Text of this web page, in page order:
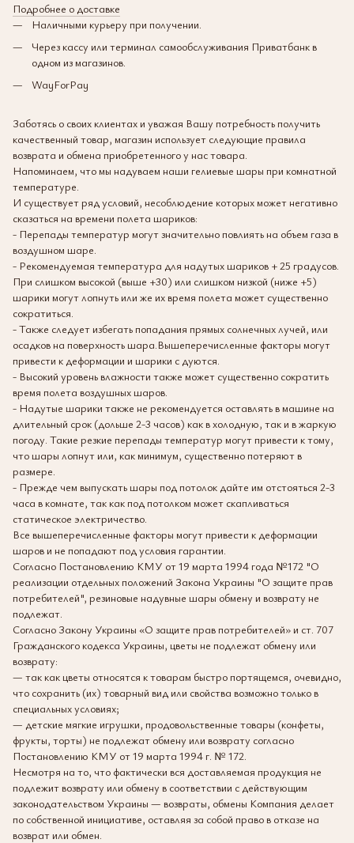
Подробнее о доставке
Наличными курьеру при получении.
Через кассу или терминал самообслуживания Приватбанк в
одном из магазинов.
WayForPay
Заботясь о своих клиентах и уважая Вашу потребность получить
качественный товар, магазин использует следующие правила
возврата и обмена приобретенного у нас товара.
Напоминаем, что мы надуваем наши гелиевые шары при комнатной
температуре.
И существует ряд условий, несоблюдение которых может негативно
сказаться на времени полета шариков:
- Перепады температур могут значительно повлиять на объем газа в
воздушном шаре.
- Рекомендуемая температура для надутых шариков + 25 градусов.
При слишком высокой (выше +30) или слишком низкой (ниже +5)
шарики могут лопнуть или же их время полета может существенно
сократиться.
- Также следует избегать попадания прямых солнечных лучей, или
осадков на поверхность шара.Вышеперечисленные факторы могут
привести к деформации и шарики с дуются.
- Высокий уровень влажности также может существенно сократить
время полета воздушных шаров.
- Надутые шарики также не рекомендуется оставлять в машине на
длительный срок (дольше 2-3 часов) как в холодную, так и в жаркую
погоду. Такие резкие перепады температур могут привести к тому,
что шары лопнут или, как минимум, существенно потеряют в
размере.
- Прежде чем выпускать шары под потолок дайте им отстояться 2-3
часа в комнате, так как под потолком может скапливаться
статическое электричество.
Все вышеперечисленные факторы могут привести к деформации
шаров и не попадают под условия гарантии.
Согласно Постановлению КМУ от 19 марта 1994 года №172 "О
реализации отдельных положений Закона Украины "О защите прав
потребителей", резиновые надувные шары обмену и возврату не
подлежат.
Согласно Закону Украины «О защите прав потребителей» и ст. 707
Гражданского кодекса Украины, цветы не подлежат обмену или
возврату:
— так как цветы относятся к товарам быстро портящемся, очевидно,
что сохранить (их) товарный вид или свойства возможно только в
специальных условиях;
— детские мягкие игрушки, продовольственные товары (конфеты,
фрукты, торты) не подлежат обмену или возврату согласно
Постановлению КМУ от 19 марта 1994 г. № 172.
Несмотря на то, что фактически вся доставляемая продукция не
подлежит возврату или обмену в соответствии с действующим
законодательством Украины — возвраты, обмены Компания делает
по собственной инициативе, оставляя за собой право в отказе на
возврат или обмен.